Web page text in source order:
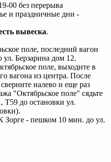
00 без перерыва
и праздничные дни -
вывеска.
поле, последний вагон
ул. Берзарина дом 12.
поле, выходите в
вагона из центра. После
налево и еще раз
"Октябрьское поле" сядьте
Т59 до остановки ул.
- пешком 10 мин. до ул.